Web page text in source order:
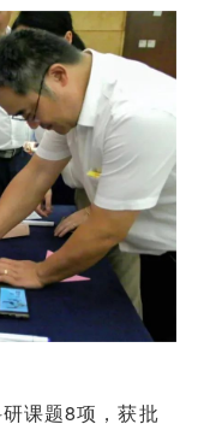
课题8项，获批